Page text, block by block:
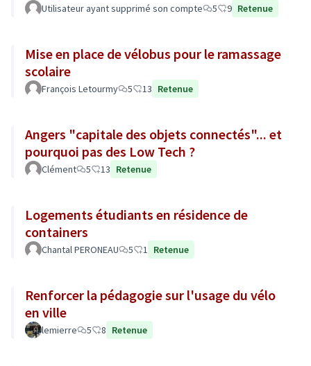
Utilisateur ayant supprimé son compte 5 9 Retenue
Mise en place de vélobus pour le ramassage
scolaire
François Letourmy 5 13 Retenue
Angers "capitale des objets connectés"... et
pourquoi pas des Low Tech ?
Clément 5 13 Retenue
Logements étudiants en résidence de
containers
Chantal PERONEAU 5 1 Retenue
Renforcer la pédagogie sur l'usage du vélo
en ville
lemierre 5 8 Retenue